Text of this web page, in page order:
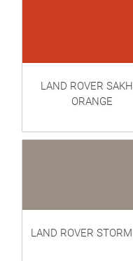
LAND ROVER
ORANGE
LAND ROVER